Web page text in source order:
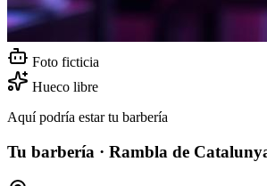
Foto ficticia
Hueco libre
Aquí podría estar tu barbería
Tu barbería · Rambla de